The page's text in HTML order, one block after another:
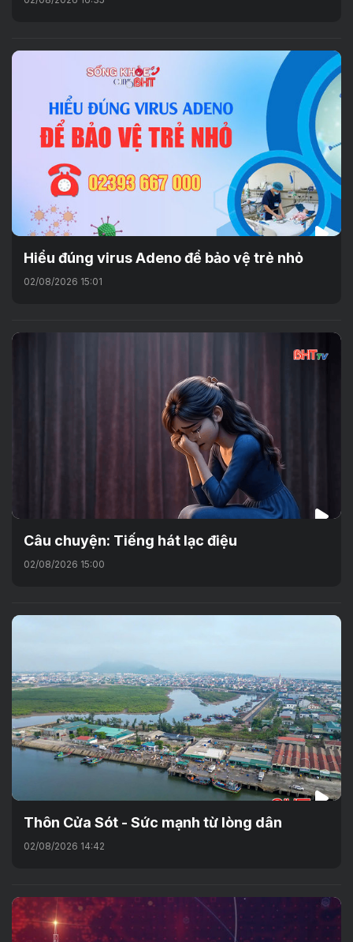
Hiểu đúng virus Adeno để bảo vệ trẻ nhỏ
02/08/2026 15:01
Câu chuyện: Tiếng hát lạc điệu
02/08/2026 15:00
Thôn Cửa Sót - Sức mạnh từ lòng dân
02/08/2026 14:42